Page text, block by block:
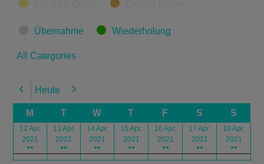
Übernahme Wiederholung
All Categories
Previous
Heute Next
M T W T F S S
12 Apr.
2021
●●
13 Apr.
2021
●●
14 Apr.
2021
●●
15 Apr.
2021
●●
16 Apr.
2021
●●
17 Apr.
2021
●●
18 Apr.
2021
●●